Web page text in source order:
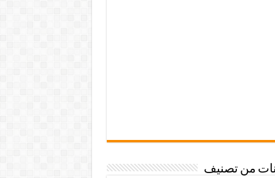
من تصنيف